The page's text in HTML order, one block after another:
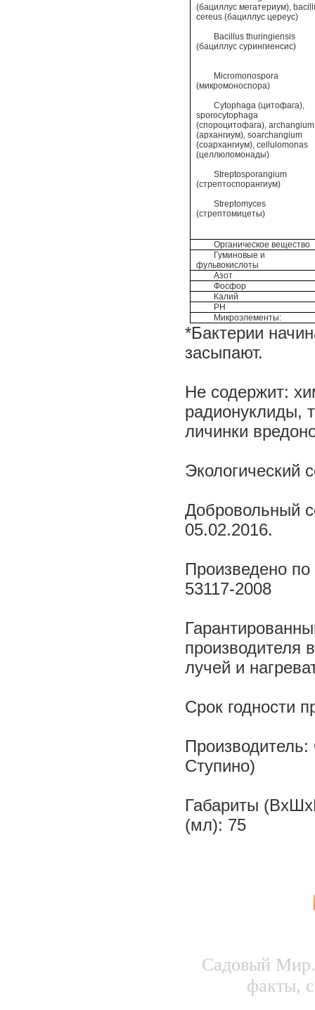
(бациллус мегатериум),
cereus (бациллус цереус)
Bacillus thuringiensis
(бациллус сурингиенсис)
Micromonospora
(микромоноспора)
Cytophaga(цитофага),
sporocytophaga
(спороцитофага), archangium
(архангиум), soarchangium
(соархангиум), cellulomonas
(целлюломонады)
Streptosporangium
(стрептоспорангиум)
Streptomyces
(стрептомицеты)
Органическое вещество
Гуминовые и
фульвокислоты
Азот
Фосфор
Калий
РН
Микроэлементы:
*Бактерии
засыпают.
Не содержит:
радионуклиды,
личинки
Экологический
Добровольный
05.02.2016.
Произведено
53117-2008
производителя
лучей и
Срок годности
Ступино)
Габариты
(мл): 75
Садовый Мир.
факты,